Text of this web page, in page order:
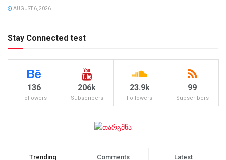
AUGUST 6, 2026
Stay Connected test
136
Followers
206k
Subscribers
23.9k
Followers
99
Subscribers
Trending Comments Latest